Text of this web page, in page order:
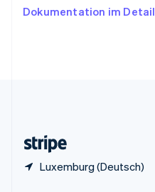
Dokumentation im Detail
Luxemburg (Deutsch)
English